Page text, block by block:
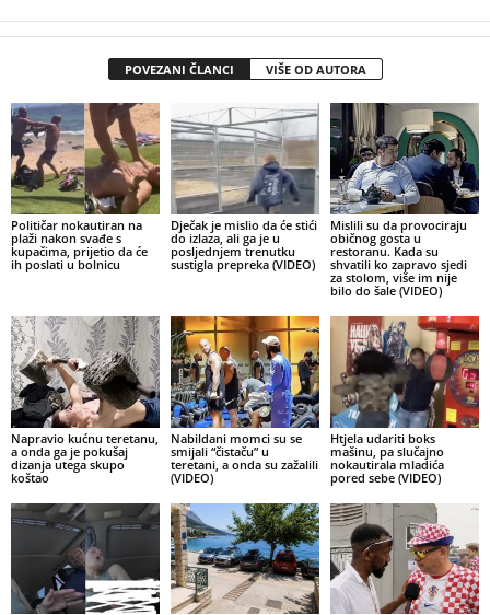
POVEZANI ČLANCI VIŠE OD AUTORA
Političar nokautiran na
plaži nakon svađe s
kupačima, prijetio da će
ih poslati u bolnicu
Dječak je mislio da će stići
do izlaza, ali ga je u
posljednjem trenutku
sustigla prepreka (VIDEO)
Mislili su da provociraju
običnog gosta u
restoranu. Kada su
shvatili ko zapravo sjedi
za stolom, više im nije
bilo do šale (VIDEO)
Napravio kućnu teretanu,
a onda ga je pokušaj
dizanja utega skupo
koštao
Nabildani momci su se
smijali “čistaču” u
teretani, a onda su zažalili
(VIDEO)
Htjela udariti boks
mašinu, pa slučajno
nokautirala mladića
pored sebe (VIDEO)